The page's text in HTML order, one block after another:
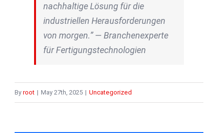
nachhaltige Lösung für die
industriellen Herausforderungen
von morgen.” — Branchenexperte
für Fertigungstechnologien
By root | May 27th, 2025 | Uncategorized